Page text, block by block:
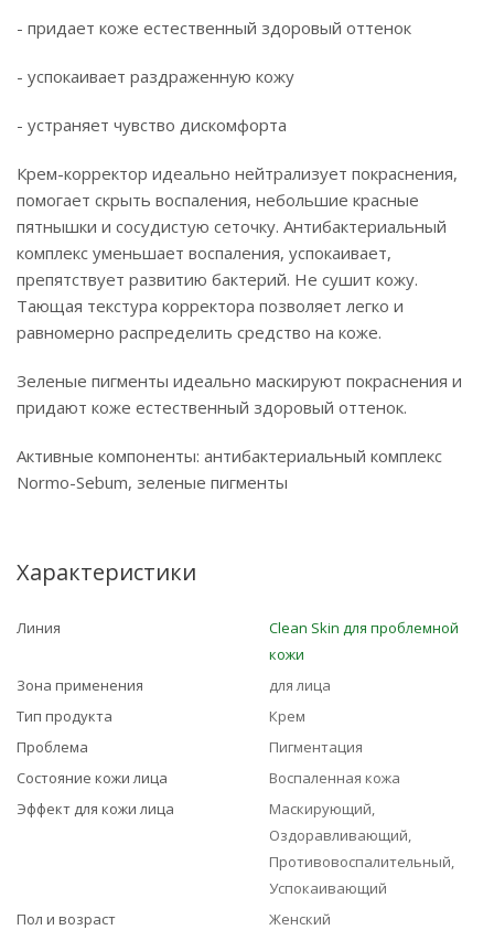
- придает коже естественный здоровый оттенок
- успокаивает раздраженную кожу
- устраняет чувство дискомфорта
Крем-корректор идеально нейтрализует покраснения,
помогает скрыть воспаления, небольшие красные
пятнышки и сосудистую сеточку. Антибактериальный
комплекс уменьшает воспаления, успокаивает,
препятствует развитию бактерий. Не сушит кожу.
Тающая текстура корректора позволяет легко и
равномерно распределить средство на коже.
Зеленые пигменты идеально маскируют покраснения и
придают коже естественный здоровый оттенок.
Активные компоненты: антибактериальный комплекс
Normo-Sebum, зеленые пигменты
Характеристики
Линия
Clean Skin для проблемной
кожи
Зона применения
для лица
Тип продукта
Крем
Проблема
Пигментация
Состояние кожи лица
Воспаленная кожа
Эффект для кожи лица
Маскирующий,
Оздоравливающий,
Противовоспалительный,
Успокаивающий
Пол и возраст
Женский